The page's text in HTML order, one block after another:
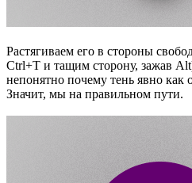
Растягиваем его в стороны
Ctrl+T и тащим сторону, зажав
непонятно почему тень явно как
Значит, мы на правильном пути.